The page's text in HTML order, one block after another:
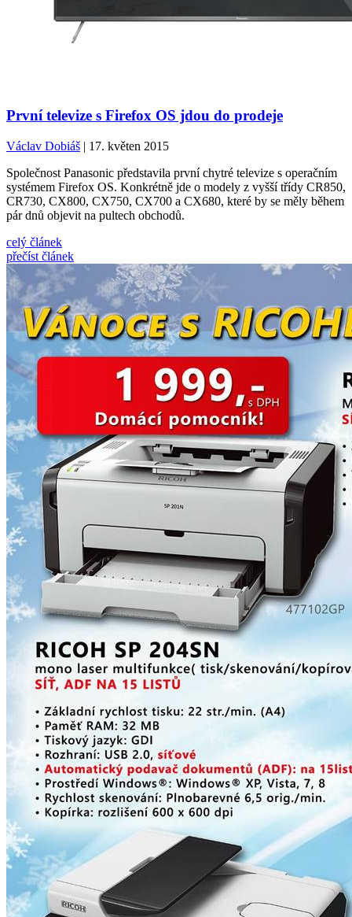
První televize s Firefox OS jdou do prodeje
Václav Dobiáš | 17. květen 2015
Společnost Panasonic představila první chytré televize s operačním
systémem Firefox OS. Konkrétně jde o modely z vyšší třídy CR850,
CR730, CX800, CX750, CX700 a CX680, které by se měly během
pár dnů objevit na pultech obchodů.
celý článek
přečíst článek